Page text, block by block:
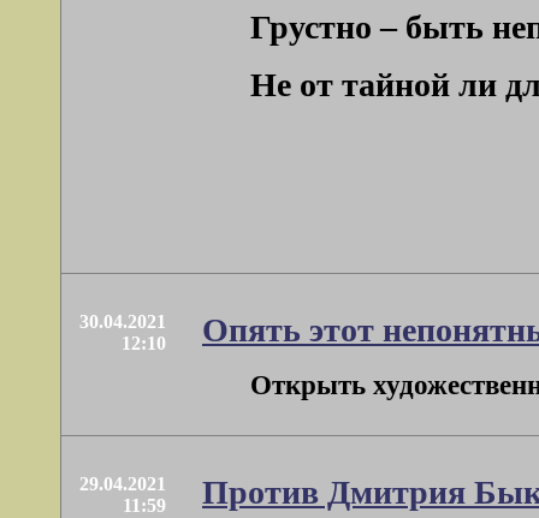
Грустно – быть
Не от тайной ли
30.04.2021
12:10
Опять этот
Открыть
29.04.2021
11:59
Против Дмитрия